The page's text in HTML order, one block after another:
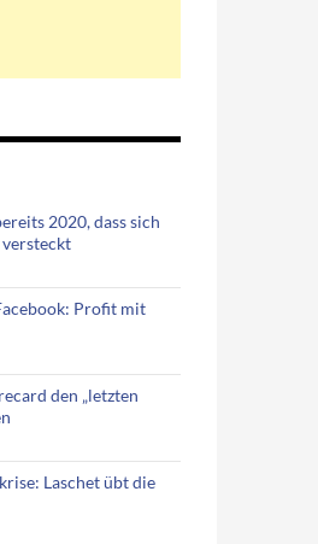
2020, dass sich
versteckt
Profit mit
den „letzten
Laschet übt die